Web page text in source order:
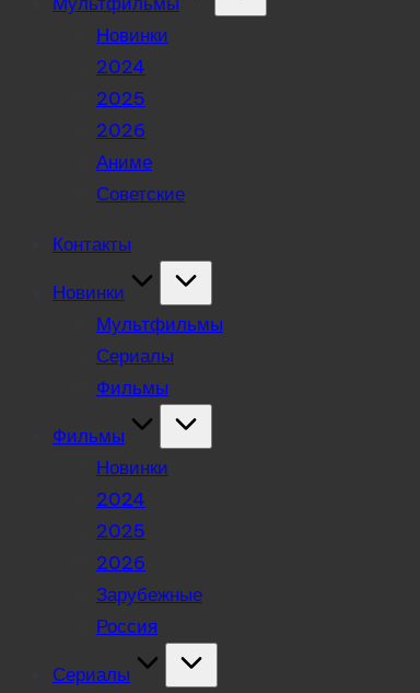
Новинки
2024
2025
2026
Аниме
Советские
Контакты
Новинки
Мультфильмы
Сериалы
Фильмы
Фильмы
Новинки
2024
2025
2026
Зарубежные
Россия
Сериалы